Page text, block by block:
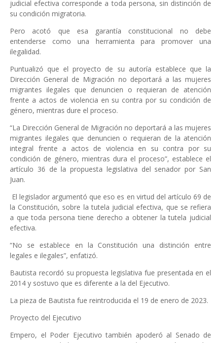
judicial efectiva corresponde a toda persona, sin distinción de
su condición migratoria.
Pero acotó que esa garantía constitucional no debe
entenderse como una herramienta para promover una
ilegalidad.
Puntualizó que el proyecto de su autoría establece que la
Dirección General de Migración no deportará a las mujeres
migrantes ilegales que denuncien o requieran de atención
frente a actos de violencia en su contra por su condición de
género, mientras dure el proceso.
“La Dirección General de Migración no deportará a las mujeres
migrantes ilegales que denuncien o requieran de la atención
integral frente a actos de violencia en su contra por su
condición de género, mientras dura el proceso”, establece el
artículo 36 de la propuesta legislativa del senador por San
Juan.
El legislador argumentó que eso es en virtud del artículo 69 de
la Constitución, sobre la tutela judicial efectiva, que se refiera
a que toda persona tiene derecho a obtener la tutela judicial
efectiva.
“No se establece en la Constitución una distinción entre
legales e ilegales”, enfatizó.
Bautista recordó su propuesta legislativa fue presentada en el
2014 y sostuvo que es diferente a la del Ejecutivo.
La pieza de Bautista fue reintroducida el 19 de enero de 2023.
Proyecto del Ejecutivo
Empero, el Poder Ejecutivo también apoderó al Senado de